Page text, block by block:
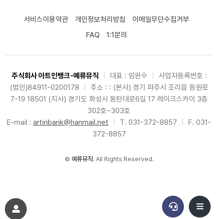
서비스이용약관 개인정보처리방침
이메일무단수집거부
FAQ
1:1문의
주식회사 아트인뱅크-예류뮤직 대표 : 임완수
사업자등록번호 :
(법인)84911-0200178
주소 : : (본사) 경기 파주시 조리읍 등원로
7-19 18501 (지사) 경기도 화성시 동탄대로6길 17 레이크스카이 3층
302호~303호
E-mail : artinbank@hanmail.net T. 031-372-8857
F. 031-
372-8857
© 예류뮤직. All Rights Reserved.